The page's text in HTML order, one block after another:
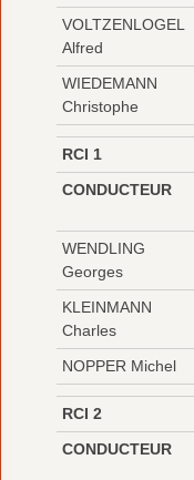
VOLTZENLOGEL
Alfred
WIEDEMANN
Christophe
RCI 1
CONDUCTEUR
WENDLING
Georges
KLEINMANN
Charles
NOPPER Michel
RCI 2
CONDUCTEUR